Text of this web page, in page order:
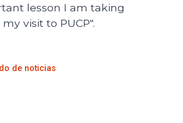
lesson I am taking
visit to PUCP".
de noticias